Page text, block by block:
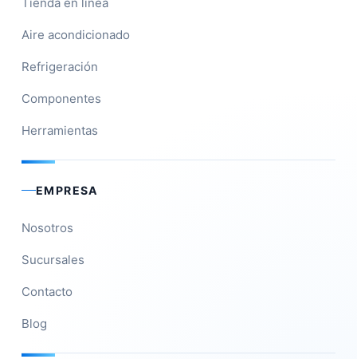
Aire acondicionado
Refrigeración
Componentes
Herramientas
EMPRESA
Nosotros
Sucursales
Contacto
Blog